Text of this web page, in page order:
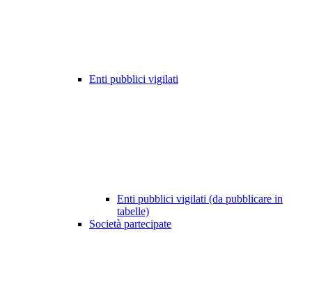
Enti pubblici vigilati
Enti pubblici vigilati (da pubblicare in
tabelle)
Società partecipate